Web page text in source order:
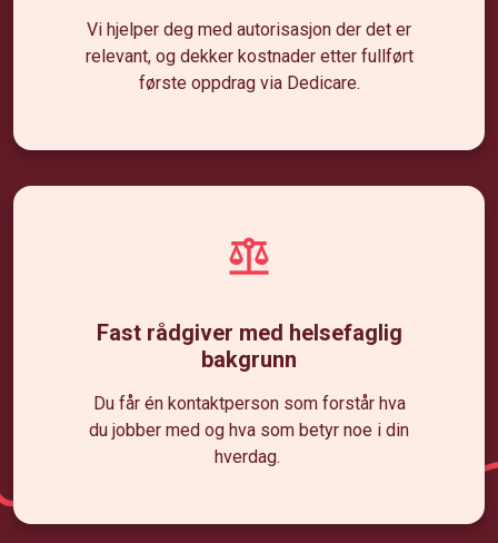
Vi hjelper deg med autorisasjon der det er
relevant, og dekker kostnader etter fullført
første oppdrag via Dedicare.
Fast rådgiver med helsefaglig
bakgrunn
Du får én kontaktperson som forstår hva
du jobber med og hva som betyr noe i din
hverdag.